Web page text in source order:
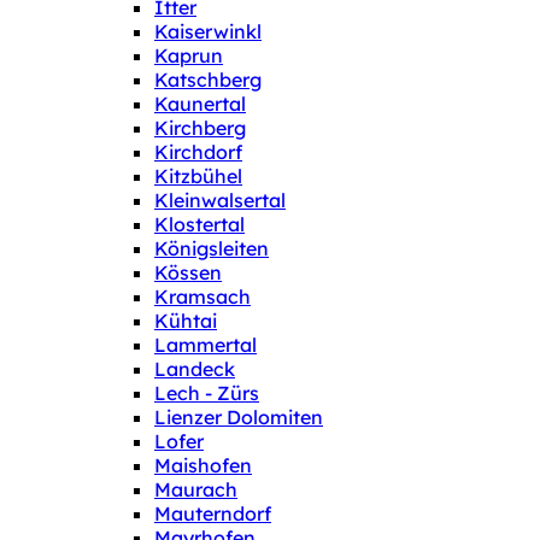
Itter
Kaiserwinkl
Kaprun
Katschberg
Kaunertal
Kirchberg
Kirchdorf
Kitzbühel
Kleinwalsertal
Klostertal
Königsleiten
Kössen
Kramsach
Kühtai
Lammertal
Landeck
Lech - Zürs
Lienzer Dolomiten
Lofer
Maishofen
Maurach
Mauterndorf